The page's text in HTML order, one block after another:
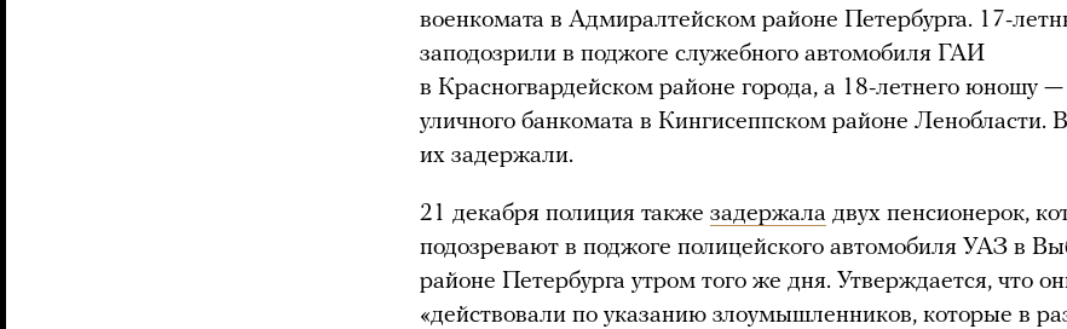
военкомата в Адмиралтейском районе Петербурга. 17-
заподозрили в поджоге служебного автомобиля ГАИ
в Красногвардейском районе города, а 18-летнего юношу
уличного банкомата в Кингисеппском районе Ленобласти.
их задержали.
21 декабря полиция также задержала двух пенсионерок,
подозревают в поджоге полицейского автомобиля УАЗ в
районе Петербурга утром того же дня. Утверждается, что
«действовали по указанию злоумышленников, которые в